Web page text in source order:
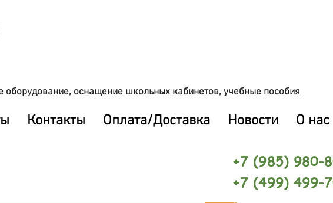
оборудование, оснащение школьных кабинетов, учебные пособия
Контакты Оплата/Доставка Новости О нас
+7 (985) 980-
+7 (499) 499-